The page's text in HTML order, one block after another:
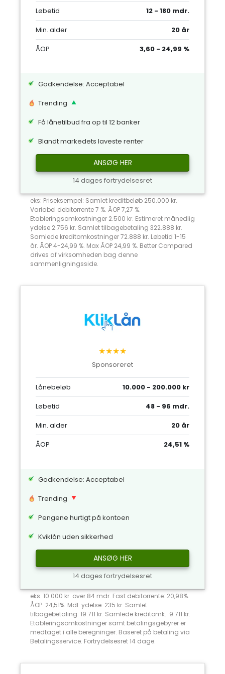
Løbetid
12 - 180 mdr.
Min. alder
20 år
ÅOP
3,60 - 24,99 %
Godkendelse: Acceptabel
Trending
Få lånetilbud fra op til 12 banker
Blandt markedets laveste renter
ANSØG HER
14 dages fortrydelsesret
eks: Priseksempel: Samlet kreditbeløb 250.000 kr.
Variabel debitorrente 7 %. ÅOP 7,27 %.
Etableringsomkostninger 2.500 kr. Estimeret månedlig
ydelse 2.756 kr. Samlet tilbagebetaling 322.888 kr.
Samlede kreditomkostninger 72.888 kr. Løbetid 1-15
år. ÅOP 4-24,99 %. Max ÅOP 24,99 %. Better Compared
drives af virksomheden bag denne
sammenligningsside.
★★★★
Sponsoreret
Lånebeløb
10.000 - 200.000 kr
Løbetid
48 - 96 mdr.
Min. alder
20 år
ÅOP
24,51 %
Godkendelse: Acceptabel
Trending
Pengene hurtigt på kontoen
Kviklån uden sikkerhed
ANSØG HER
14 dages fortrydelsesret
eks: 10.000 kr. over 84 mdr. Fast debitorrente: 20,98%.
ÅOP: 24,51%. Mdl. ydelse: 235 kr. Samlet
tilbagebetaling: 19.711 kr. Samlede kreditomk.: 9.711 kr.
Etableringsomkostninger samt betalingsgebyrer er
medtaget i alle beregninger. Baseret på betaling via
Betalingsservice. Fortrydelsesret 14 dage.